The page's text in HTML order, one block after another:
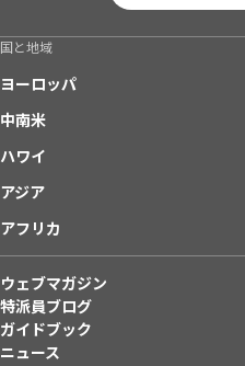
国と地域
ヨーロッパ
中南米
ハワイ
アジア
アフリカ
ウェブマガジン
特派員ブログ
ガイドブック
ニュース